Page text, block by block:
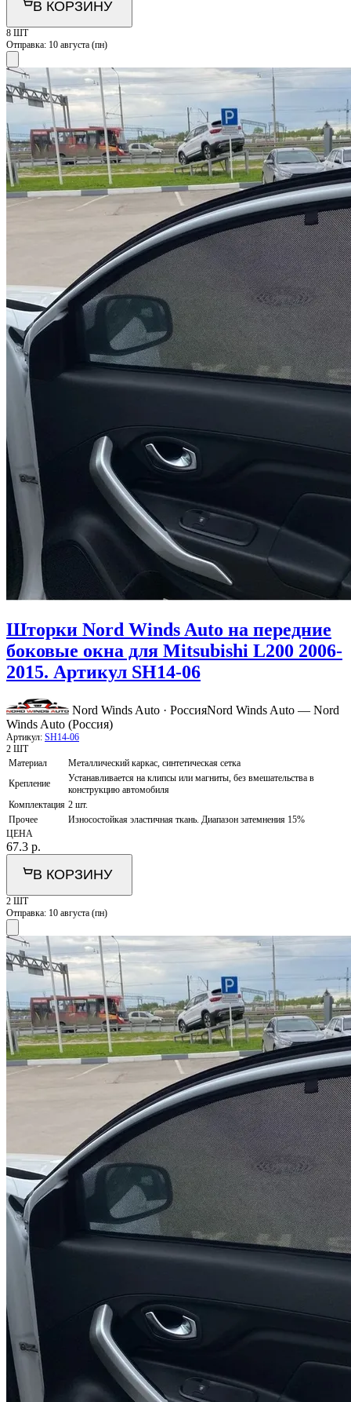
В КОРЗИНУ
8 ШТ
Отправка: 10 августа (пн)
Шторки Nord Winds Auto на передние
боковые окна для Mitsubishi L200 2006-
2015. Артикул SH14-06
Nord Winds Auto · РоссияNord Winds Auto — Nord
Winds Auto (Россия)
Артикул: SH14-06
2 ШТ
Материал
Металлический каркас, синтетическая сетка
Крепление
Устанавливается на клипсы или магниты, без вмешательства в
конструкцию автомобиля
Комплектация 2 шт.
Прочее
Износостойкая эластичная ткань. Диапазон затемнения 15%
ЦЕНА
67.3 р.
В КОРЗИНУ
2 ШТ
Отправка: 10 августа (пн)